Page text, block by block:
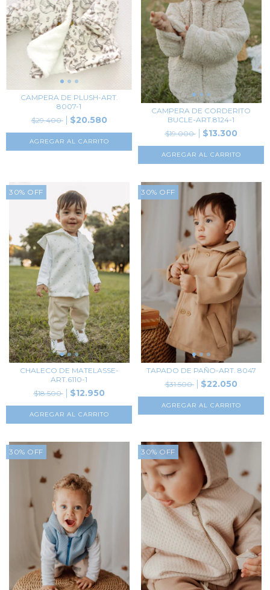
CAMPERA DE PLUSH-ART.
8007-1
$29.400
$20.580
AGREGAR AL CARRITO
CAMPERA DE CORDERITO
BUCLE-ART.8124-1
$19.000
$13.300
AGREGAR AL CARRITO
30% OFF
CHALECO DE MATELASSE-
ART.6110-1
$18.500
$12.950
AGREGAR AL CARRITO
30% OFF
TAPADO DE PAÑO-ART. 8047
$31.500
$22.050
AGREGAR AL CARRITO
30% OFF 30% OFF